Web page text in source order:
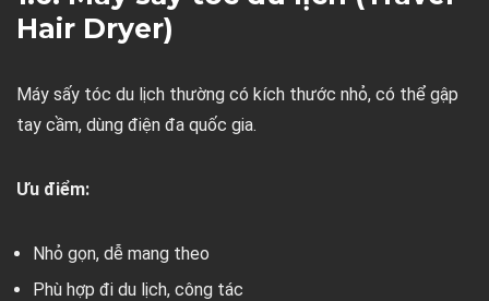
Hair Dryer)
Máy sấy tóc du lịch thường có kích thước nhỏ, có thể gập
tay cầm, dùng điện đa quốc gia.
Ưu điểm:
Nhỏ gọn, dễ mang theo
Phù hợp đi du lịch, công tác